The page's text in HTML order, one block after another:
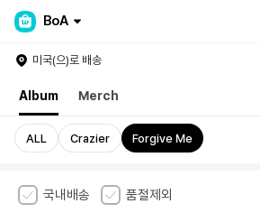
BoA
미국(으)로 배송
Album Merch
ALL Crazier Forgive Me
국내배송 품절제외